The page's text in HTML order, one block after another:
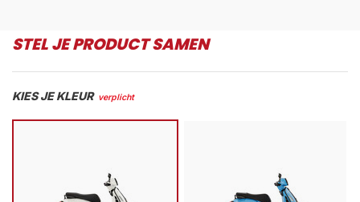
STEL JE PRODUCT SAMEN
KIES JE KLEUR verplicht